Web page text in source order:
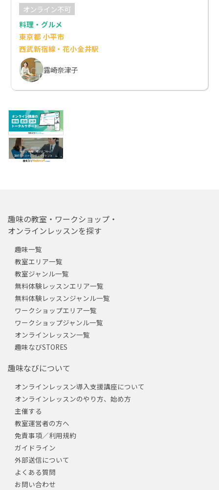
オンライン不可
料理・グルメ
東京都 小平市
西武新宿線・花小金井駅
露崎奈津子
趣味の教室・ワークショップ・
オンラインレッスンを探す
趣味一覧
教室エリア一覧
教室ジャンル一覧
無料体験レッスンエリア一覧
無料体験レッスンジャンル一覧
ワークショップエリア一覧
ワークショップジャンル一覧
オンラインレッスン一覧
趣味なびSTORES
趣味なびについて
オンラインレッスン導入支援講座について
オンラインレッスンのやり方、始め方
主催する
教室運営者の方へ
免責事項／利用規約
ガイドライン
外部送信について
よくある質問
お問い合わせ